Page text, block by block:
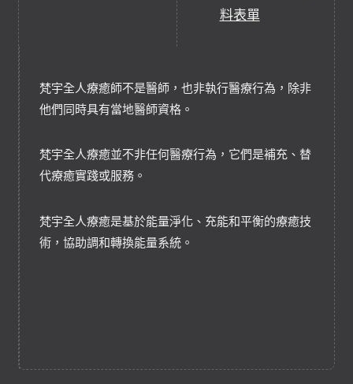
料表單
梵宇全人療癒師不是醫師，也非執行醫療行為，除非
他們同時具有當地醫師資格。
梵宇全人療癒並不非任何醫療行為，它們是補充、替
代療癒實踐或服務。
梵宇全人療癒是基於能量淨化、充能和平衡的療癒技
術，協助調和轉換能量系統。